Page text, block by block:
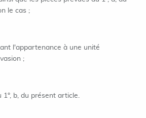
le cas ;
l'appartenance à une unité
;
1°, b, du présent article.